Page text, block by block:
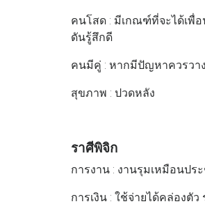
คนโสด : มีเกณฑ์ที่จะได้เพื่
ดันรู้สึกดี
คนมีคู่ : หากมีปัญหาควรวา
สุขภาพ : ปวดหลัง
ราศีพิจิก
การงาน : งานรุมเหมือนป
การเงิน : ใช้จ่ายได้คล่องตั